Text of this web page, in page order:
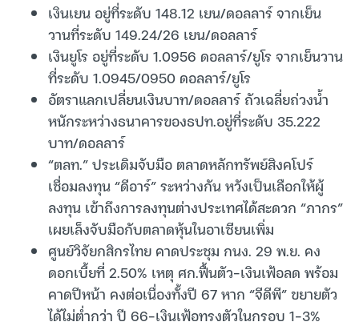
เงินเยน อยู่ที่ระดับ 148.12 เยน/ดอลลาร์ จากเย็น
วานที่ระดับ 149.24/26 เยน/ดอลลาร์
เงินยูโร อยู่ที่ระดับ 1.0956 ดอลลาร์/ยูโร จากเย็นวาน
ที่ระดับ 1.0945/0950 ดอลลาร์/ยูโร
อัตราแลกเปลี่ยนเงินบาท/ดอลลาร์ ถัวเฉลี่ยถ่วงน้ำ
หนักระหว่างธนาคารของธปท.อยู่ที่ระดับ 35.222
บาท/ดอลลาร์
“ตลท.” ประเดิมจับมือ ตลาดหลักทรัพย์สิงคโปร์
เชื่อมลงทุน “ดีอาร์” ระหว่างกัน หวังเป็นเลือกให้ผู้
ลงทุน เข้าถึงการลงทุนต่างประเทศได้สะดวก “ภากร”
เผยเล็งจับมือกับตลาดหุ้นในอาเซียนเพิ่ม
ศูนย์วิจัยกสิกรไทย คาดประชุม กนง. 29 พ.ย. คง
ดอกเบี้ยที่ 2.50% เหตุ ศก.ฟื้นตัว-เงินเฟ้อลด พร้อม
คาดปีหน้า คงต่อเนื่องทั้งปี 67 หาก “จีดีพี” ขยายตัว
ได้ไม่ต่ำกว่า ปี 66-เงินเฟ้อทรงตัวในกรอบ 1-3%